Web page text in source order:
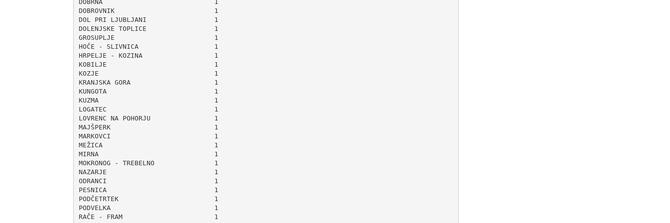
DOBRNA                            1
DOBROVNIK                         1
DOL PRI LJUBLJANI                 1
DOLENJSKE TOPLICE                 1
GROSUPLJE                         1
HOČE - SLIVNICA                   1
HRPELJE - KOZINA                  1
KOBILJE                           1
KOZJE                             1
KRANJSKA GORA                     1
KUNGOTA                           1
KUZMA                             1
LOGATEC                           1
LOVRENC NA POHORJU                1
MAJŠPERK                          1
MARKOVCI                          1
MEŽICA                            1
MIRNA                             1
MOKRONOG - TREBELNO               1
NAZARJE                           1
ODRANCI                           1
PESNICA                           1
PODČETRTEK                        1
PODVELKA                          1
RAČE - FRAM                       1